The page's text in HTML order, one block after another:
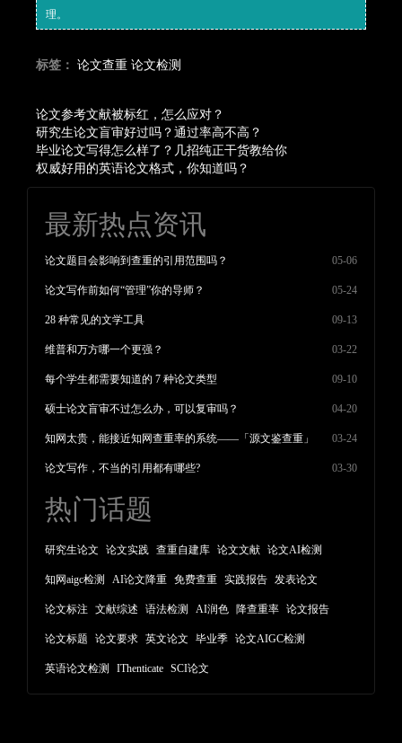
理。
标签： 论文查重 论文检测
论文参考文献被标红，怎么应对？
研究生论文盲审好过吗？通过率高不高？
毕业论文写得怎么样了？几招纯正干货教给你
权威好用的英语论文格式，你知道吗？
最新热点资讯
论文题目会影响到查重的引用范围吗？ 05-06
论文写作前如何“管理”你的导师？ 05-24
28 种常见的文学工具 09-13
维普和万方哪一个更强？ 03-22
每个学生都需要知道的 7 种论文类型 09-10
硕士论文盲审不过怎么办，可以复审吗？ 04-20
知网太贵，能接近知网查重率的系统——「源文鉴查重」 03-24
论文写作，不当的引用都有哪些? 03-30
热门话题
研究生论文 论文实践 查重自建库 论文文献 论文AI检测
知网aigc检测 AI论文降重 免费查重 实践报告 发表论文
论文标注 文献综述 语法检测 AI润色 降查重率 论文报告
论文标题 论文要求 英文论文 毕业季 论文AIGC检测
英语论文检测 IThenticate SCI论文